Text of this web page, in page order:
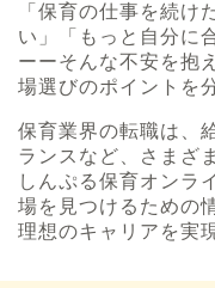
「保育の仕事を続け
い」「もっと自分に
ーーそんな不安を抱
場選びのポイントを
保育業界の転職は、
ランスなど、さまざ
しんぷる保育オンラ
場を見つけるための
理想のキャリアを実